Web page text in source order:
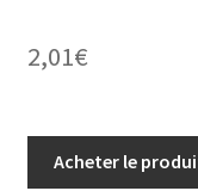
2,01€
Acheter le